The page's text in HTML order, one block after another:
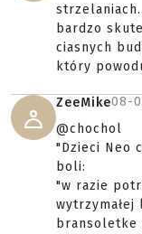
bardzo
ciasnych
który
ZeeMike08-
@chochol
"Dzieci Neo
boli:
"w razie
bransoletke